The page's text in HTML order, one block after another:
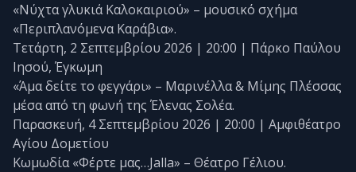
«Νύχτα γλυκιά Καλοκαιριού» – μουσικό σχήμα
«Περιπλανόμενα Καράβια».
Τετάρτη, 2 Σεπτεμβρίου 2026 | 20:00 | Πάρκο Παύλου
Ιησού, Έγκωμη
«Άμα δείτε το φεγγάρι» – Μαρινέλλα & Μίμης Πλέσσας
μέσα από τη φωνή της Έλενας Σολέα.
Παρασκευή, 4 Σεπτεμβρίου 2026 | 20:00 | Αμφιθέατρο
Αγίου Δομετίου
Κωμωδία «Φέρτε μας…Jalla» – Θέατρο Γέλιου.